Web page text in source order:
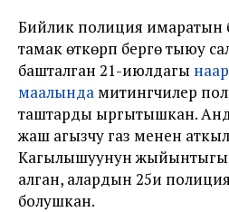
Бийлик полиция имаратын
тамак өткөрүп берүүгө тыюу
башталган 21-июлдагы
маалында митингчилер
таштарды ыргытышкан.
жаш агызчу газ менен
Кагылышуунун
алган, алардын 25и
болушкан.